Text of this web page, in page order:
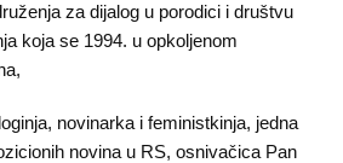
za dijalog u porodici i društvu
koja se 1994. u opkoljenom
novinarka i feministkinja, jedna
novina u RS, osnivačica Pan